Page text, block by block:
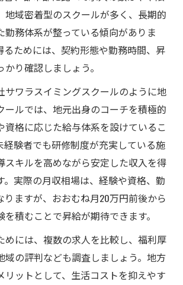
地域密着型のスクールが多く、長期的
勤務体系が整っている傾向がありま
るためには、契約形態や勤務時間、昇
り確認しましょう。
サワラスイミングスクールのように地
ールでは、地元出身のコーチを積極的
資格に応じた給与体系を設けているこ
経験者でも研修制度が充実している施
スキルを高めながら安定した収入を得
。実際の月収相場は、経験や資格、勤
りますが、おおむね月20万円前後から
積むことで昇給が期待できます。
めには、複数の求人を比較し、福利厚
域の評判なども調査しましょう。地方
リットとして、生活コストを抑えやす